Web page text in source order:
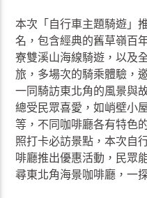
本次「自行車主題騎遊」
名，包含經典的舊草嶺百
寮雙溪山海線騎遊，以及
旅，多場次的騎乘體驗，
一同騎訪東北角的風景與
總受民眾喜愛，如峭壁小
等，不同咖啡廳各有特色
照打卡必訪景點，本次自
啡廳推出優惠活動，民眾
尋東北角海景咖啡廳，一